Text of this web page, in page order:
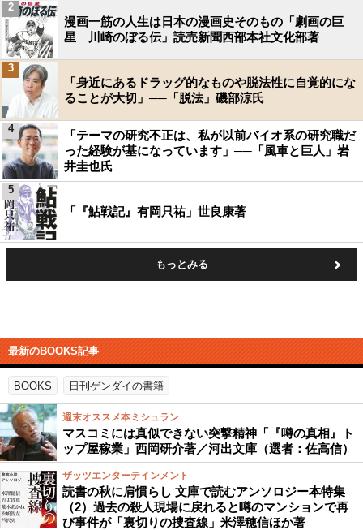
漫画一筋の人生は日本の漫画史そのもの「劇画の巨
星 川崎のぼる伝」読売新聞西部本社文化部著
2
「身近にあるドラッグ的なものや脱法性に自覚的にな
ることが大切」──「脱法」磯部涼氏
3
「テーマの研究不正は、私が以前バイオ系の研究職だ
った経験が基になっています」──「風車と巨人」岩
井圭也氏
4
「『鮎戦記』有岡只祐」世良康著
5
もっとみる
最新のBOOKS記事
BOOKS 日刊ゲンダイの書籍
週末オススメ本ミシュラン
マスコミには真似できない突撃精神「『噂の真相』ト
ップ屋稼業」西岡研介著／河出文庫（選者：佐高信）
ザッツエンターテインメント
読書の秋に肩慣らし 文庫で読むアンソロジー本特集
（2）過去の殺人現場に戻れると噂のマンションで再
び事件が「裏切りの捜査線」米澤穂信ほか著